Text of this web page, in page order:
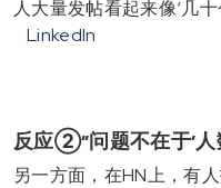
人大量发帖看起来像‘几十
LinkedIn
反应②“问题不在于‘人
另一方面，在HN上，有